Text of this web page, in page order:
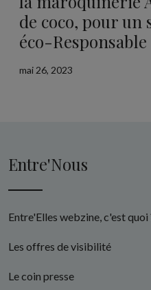
de coco, pour un
éco-Responsable
mai 26, 2023
Entre'Nous
Entre'Elles webzine, c'est quoi
Les offres de visibilité
Le coin presse